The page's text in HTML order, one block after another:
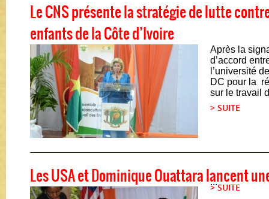
Le CNS présente la stratégie de lutte
enfants de la Côte d’Ivoire
Après la
d’accord
l’université
DC pour la
sur le travail
> SUITE
Les USA et Dominique Ouattara lancent
...
> SUITE